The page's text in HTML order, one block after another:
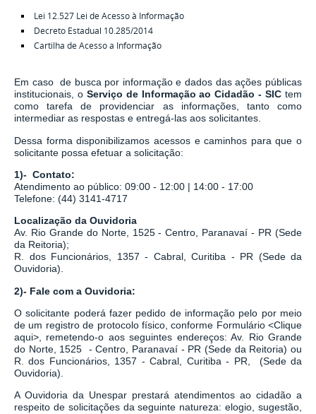
Lei 12.527 Lei de Acesso à Informação
Decreto Estadual 10.285/2014
Cartilha de Acesso a Informação
Em caso de busca por informação e dados das ações públicas
institucionais, o Serviço de Informação ao Cidadão - SICtem
como tarefa de
providenciar as informações, tanto como
intermediar as respostas e entregá-las aos solicitantes.
Dessa forma disponibilizamos acessos e caminhos para que o
solicitante possa efetuar a solicitação:
1)- Contato:
Atendimento ao público: 09:00 - 12:00 | 14:00 - 17:00
Telefone: (44) 3141-4717
Localização da Ouvidoria
Av. Rio Grande do Norte, 1525 - Centro, Paranavaí - PR (Sede
da Reitoria);
R. dos Funcionários, 1357 - Cabral, Curitiba - PR (Sede da
Ouvidoria).
2)- Fale com a Ouvidoria:
O solicitante poderá fazer pedido de informação pelo por meio
de um registro de protocolo físico, conforme Formulário <Clique
aqui> , remetendo-o aos seguintes endereços: Av. Rio Grande
do Norte, 1525 - Centro, Paranavaí - PR (Sede da Reitoria) ou
R. dos Funcionários, 1357 - Cabral, Curitiba - PR,
(Sede da
Ouvidoria).
A Ouvidoria da Unespar prestará atendimentos ao cidadão a
respeito de solicitações da seguinte natureza: elogio, sugestão,